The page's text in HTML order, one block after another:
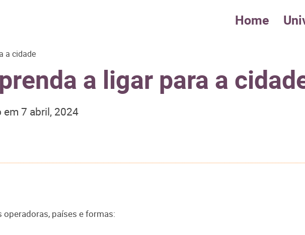
Home
a cidade
a ligar para a
em 7 abril, 2024
operadoras, países e formas: